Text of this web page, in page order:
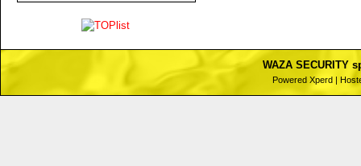
WAZA SECURITY
Powered Xperd |